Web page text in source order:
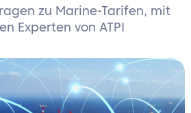
zu Marine-Tarifen, mit
Experten von ATPI